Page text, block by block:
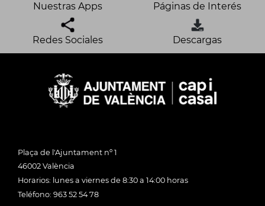
Nuestras Apps Páginas de Interés
Redes Sociales Descargas
Plaça de l'Ajuntament nº 1
46002 València
Horarios: lunes a viernes de 8:30 a 14:00 horas
Teléfono: 963 52 54 78